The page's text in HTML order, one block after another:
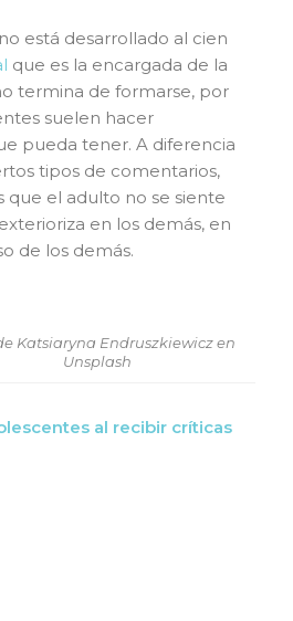
está desarrollado al cien
que es la encargada de la
termina de formarse, por
suelen hacer
pueda tener. A diferencia
tipos de comentarios,
que el adulto no se siente
en los demás, en
de los demás.
Katsiaryna Endruszkiewicz en
Unsplash
al recibir críticas